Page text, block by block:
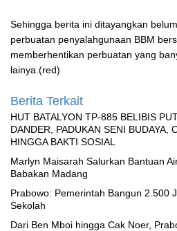
Sehingga berita ini ditayangkan
perbuatan penyalahgunaan BBM
memberhentikan perbuatan yang
lainya.(red)
Berita Terkait
HUT BATALYON TP-885 BELIBIS
DANDER, PADUKAN SENI BUDAYA,
HINGGA BAKTI SOSIAL
Marlyn Maisarah Salurkan Bantuan
Babakan Madang
Prabowo: Pemerintah Bangun 2.500
Sekolah
Dari Ben Mboi hingga Cak Noer,